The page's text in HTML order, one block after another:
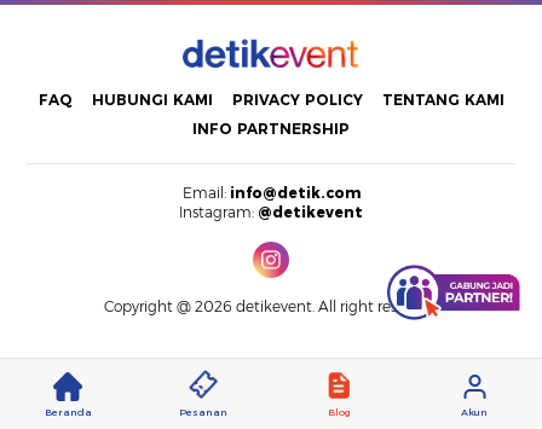
Beranda Pesanan Blog Akun
FAQ HUBUNGI KAMI PRIVACY POLICY
TENTANG KAMI
INFO PARTNERSHIP
Email: info@detik.com
Instagram: @detikevent
Copyright @ 2026 detikevent. All right reserved.